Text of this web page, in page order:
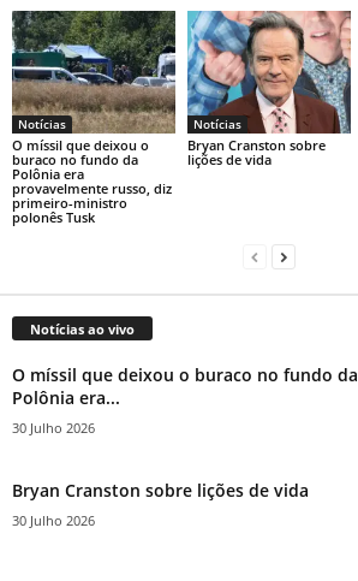
Notícias
O míssil que deixou o
buraco no fundo da
Polônia era
provavelmente russo, diz
primeiro-ministro
polonês Tusk
Notícias
Bryan Cranston sobre
lições de vida
Notícias ao vivo
O míssil que deixou o buraco no fundo da
Polônia era...
30 Julho 2026
Bryan Cranston sobre lições de vida
30 Julho 2026